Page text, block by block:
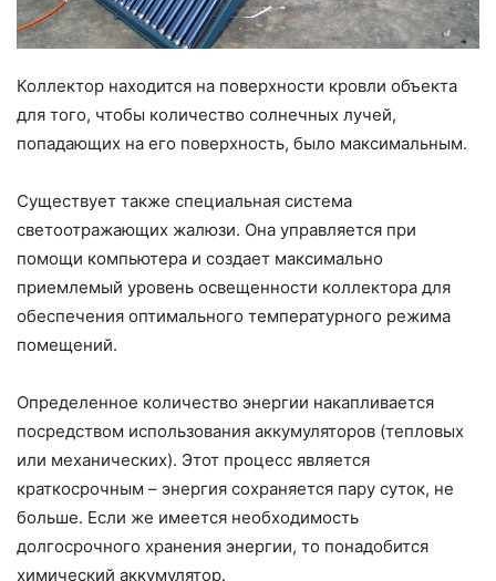
Коллектор находится на поверхности кровли объекта
для того, чтобы количество солнечных лучей,
попадающих на его поверхность, было максимальным.
Существует также специальная система
светоотражающих жалюзи. Она управляется при
помощи компьютера и создает максимально
приемлемый уровень освещенности коллектора для
обеспечения оптимального температурного режима
помещений.
Определенное количество энергии накапливается
посредством использования аккумуляторов (тепловых
или механических). Этот процесс является
краткосрочным – энергия сохраняется пару суток, не
больше. Если же имеется необходимость
долгосрочного хранения энергии, то понадобится
химический аккумулятор.